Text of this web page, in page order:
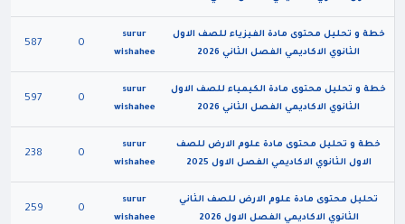
خطة و تحليل محتوى مادة الفيزياء للصف الاول
الثانوي الاكاديمي الفصل الثاني 2026
surur
wishahee
0
587
خطة و تحليل محتوى مادة الكيمياء للصف الاول
الثانوي الاكاديمي الفصل الثاني 2026
surur
wishahee
0
597
خطة و تحليل محتوى مادة علوم الارض للصف
الاول الثانوي الاكاديمي الفصل الاول 2025
surur
wishahee
0
238
تحليل محتوى مادة علوم الارض للصف الثاني
الثانوي الاكاديمي الفصل الاول 2026
surur
wishahee
0
259